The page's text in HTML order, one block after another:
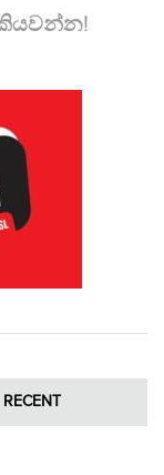
කියවන්න!
RECENT